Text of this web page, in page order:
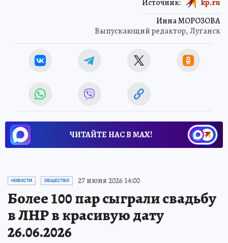
Инна МОРОЗОВА
Выпускающий редактор, Луганск
Источник: kp.ru
ЧИТАЙТЕ НАС В МАХ!
НОВОСТИ ОБЩЕСТВО 27 июня 2026 14:00
Более 100 пар сыграли свадьбу
в ЛНР в красивую дату
26.06.2026